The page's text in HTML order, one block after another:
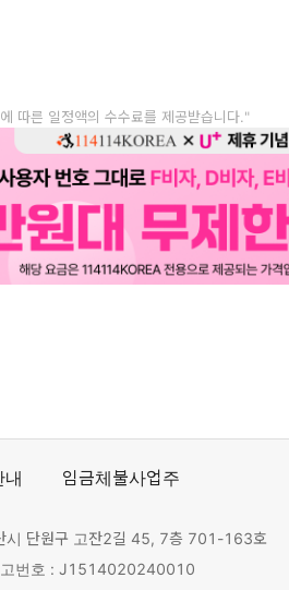
따른 일정액의 수수료를 제공받습니다."
내 임금체불사업주
시 단원구 고잔2길 45, 7층 701-163호
고번호 : J1514020240010